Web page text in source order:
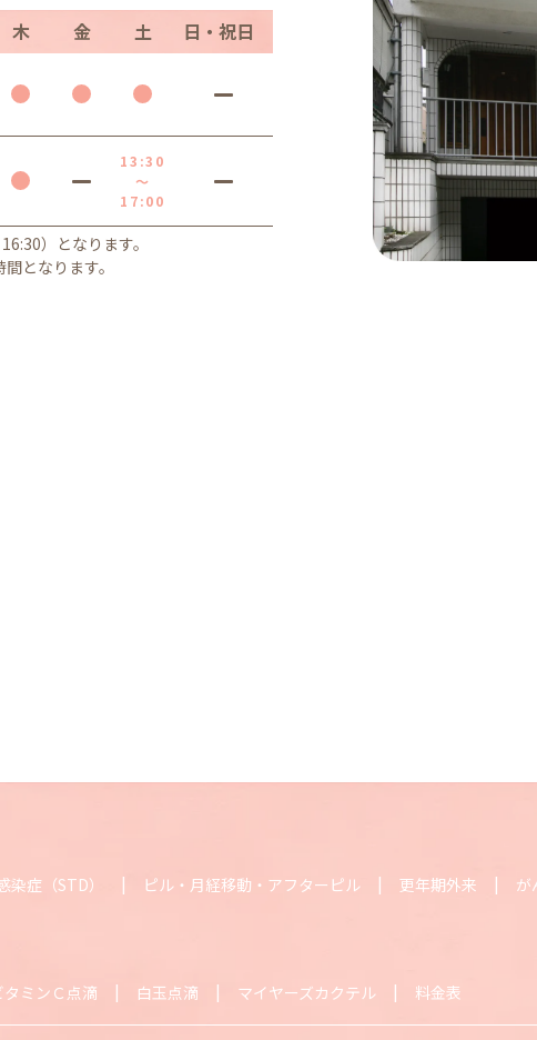
木 金 土 日・祝日
13:30
～
17:00
）となります。
となります。
症（STD） ピル・月経移動・アフターピル 更年期外来 が
ミンＣ点滴 白玉点滴 マイヤーズカクテル 料金表